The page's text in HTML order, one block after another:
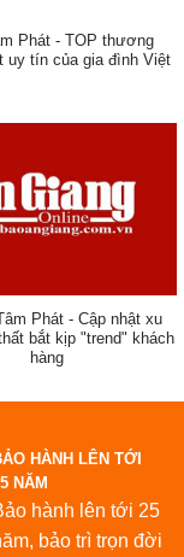
Phát - TOP thương
uy tín của gia đình Việt
Phát - Cập nhật xu
bắt kịp "trend" khách
hàng
HÀNH LÊN TỚI
NĂM
hành lên tới 25
bảo trì trọn đời